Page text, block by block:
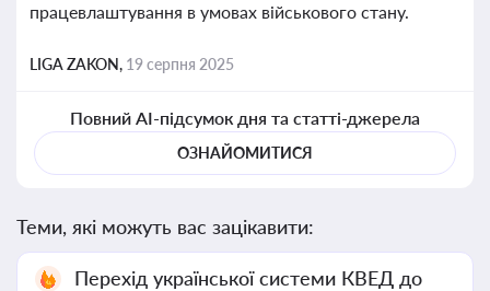
працевлаштування в умовах військового стану.
LIGA ZAKON, 19 серпня 2025
Повний AI-підсумок дня та статті-джерела
ОЗНАЙОМИТИСЯ
Теми, які можуть вас зацікавити:
Перехід української системи КВЕД до